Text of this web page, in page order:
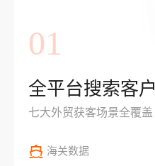
01
全平台搜索客户
七大外贸获客场景全覆盖
海关数据